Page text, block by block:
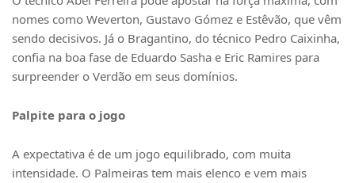
nomes como Weverton, Gustavo Gómez e Estêvão, que vêm
sendo decisivos. Já o Bragantino, do técnico Pedro Caixinha,
confia na boa fase de Eduardo Sasha e Eric Ramires para
surpreender o Verdão em seus domínios.
Palpite para o jogo
A expectativa é de um jogo equilibrado, com muita
intensidade. O Palmeiras tem mais elenco e vem mais